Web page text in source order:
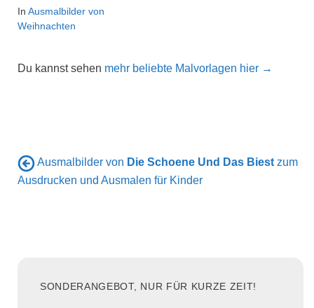
In Ausmalbilder von
Weihnachten
Du kannst sehen mehr beliebte Malvorlagen hier →
Ausmalbilder von Die Schoene Und Das Biest zum
Ausdrucken und Ausmalen für Kinder
SONDERANGEBOT, NUR FÜR KURZE ZEIT!